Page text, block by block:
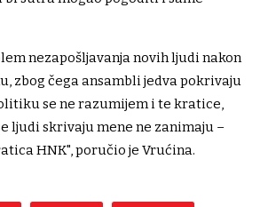
nezapošljavanja novih ljudi nakon
zbog čega ansambli jedva pokrivaju
se ne razumijem i te kratice,
ljudi skrivaju mene ne zanimaju –
HNK", poručio je Vrućina.